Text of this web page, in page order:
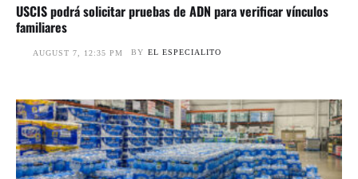
USCIS podrá solicitar pruebas de ADN para verificar vínculos
familiares
AUGUST 7, 12:35 PM BY EL ESPECIALITO